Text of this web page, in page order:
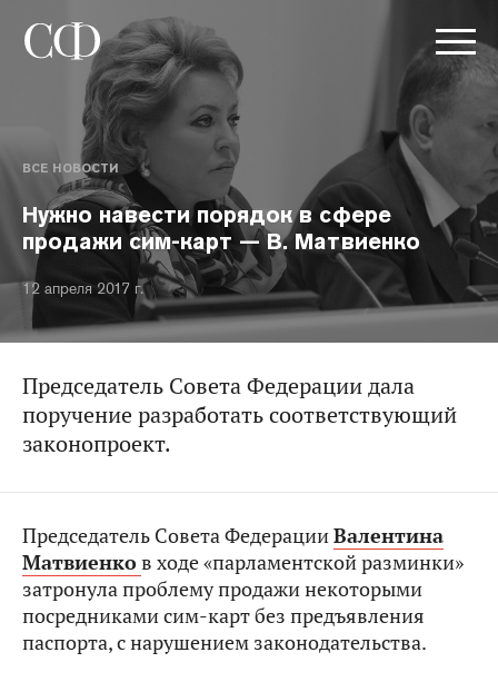
ВСЕ НОВОСТИ
Нужно навести порядок в сфере
продажи сим-карт — В. Матвиенко
12 апреля 2017 г.
Председатель Совета Федерации дала
поручение разработать соответствующий
законопроект.
Председатель Совета ФедерацииВалентина
Матвиенков ходе «парламентской разминки»
затронула проблему продажи некоторыми
посредниками сим-карт без предъявления
паспорта, с нарушением законодательства.